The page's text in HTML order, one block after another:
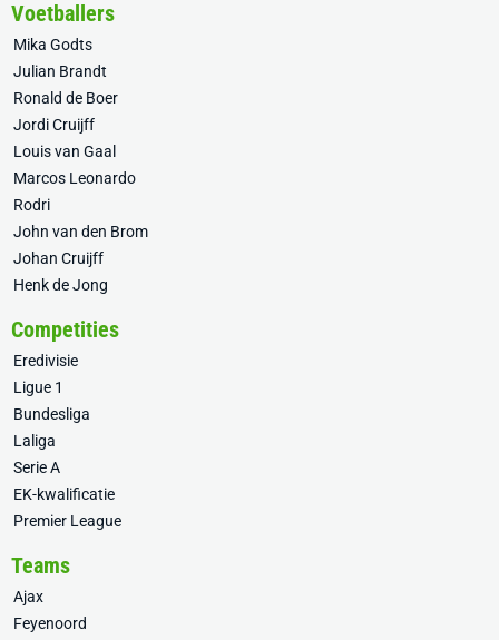
Voetballers
Mika Godts
Julian Brandt
Ronald de Boer
Jordi Cruijff
Louis van Gaal
Marcos Leonardo
Rodri
John van den Brom
Johan Cruijff
Henk de Jong
Competities
Eredivisie
Ligue 1
Bundesliga
Laliga
Serie A
EK-kwalificatie
Premier League
Teams
Ajax
Feyenoord